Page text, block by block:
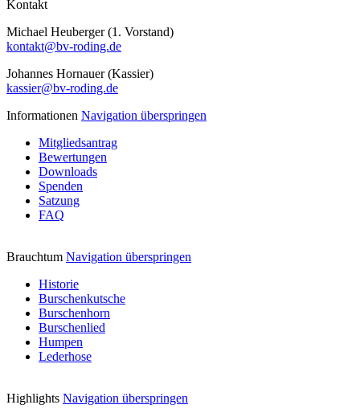
Kontakt
Michael Heuberger (1. Vorstand)
kontakt@bv-roding.de
Johannes Hornauer (Kassier)
kassier@bv-roding.de
Informationen Navigation überspringen
Mitgliedsantrag
Bewertungen
Downloads
Spenden
Satzung
FAQ
Brauchtum Navigation überspringen
Historie
Burschenkutsche
Burschenhorn
Burschenlied
Humpen
Lederhose
Highlights Navigation überspringen